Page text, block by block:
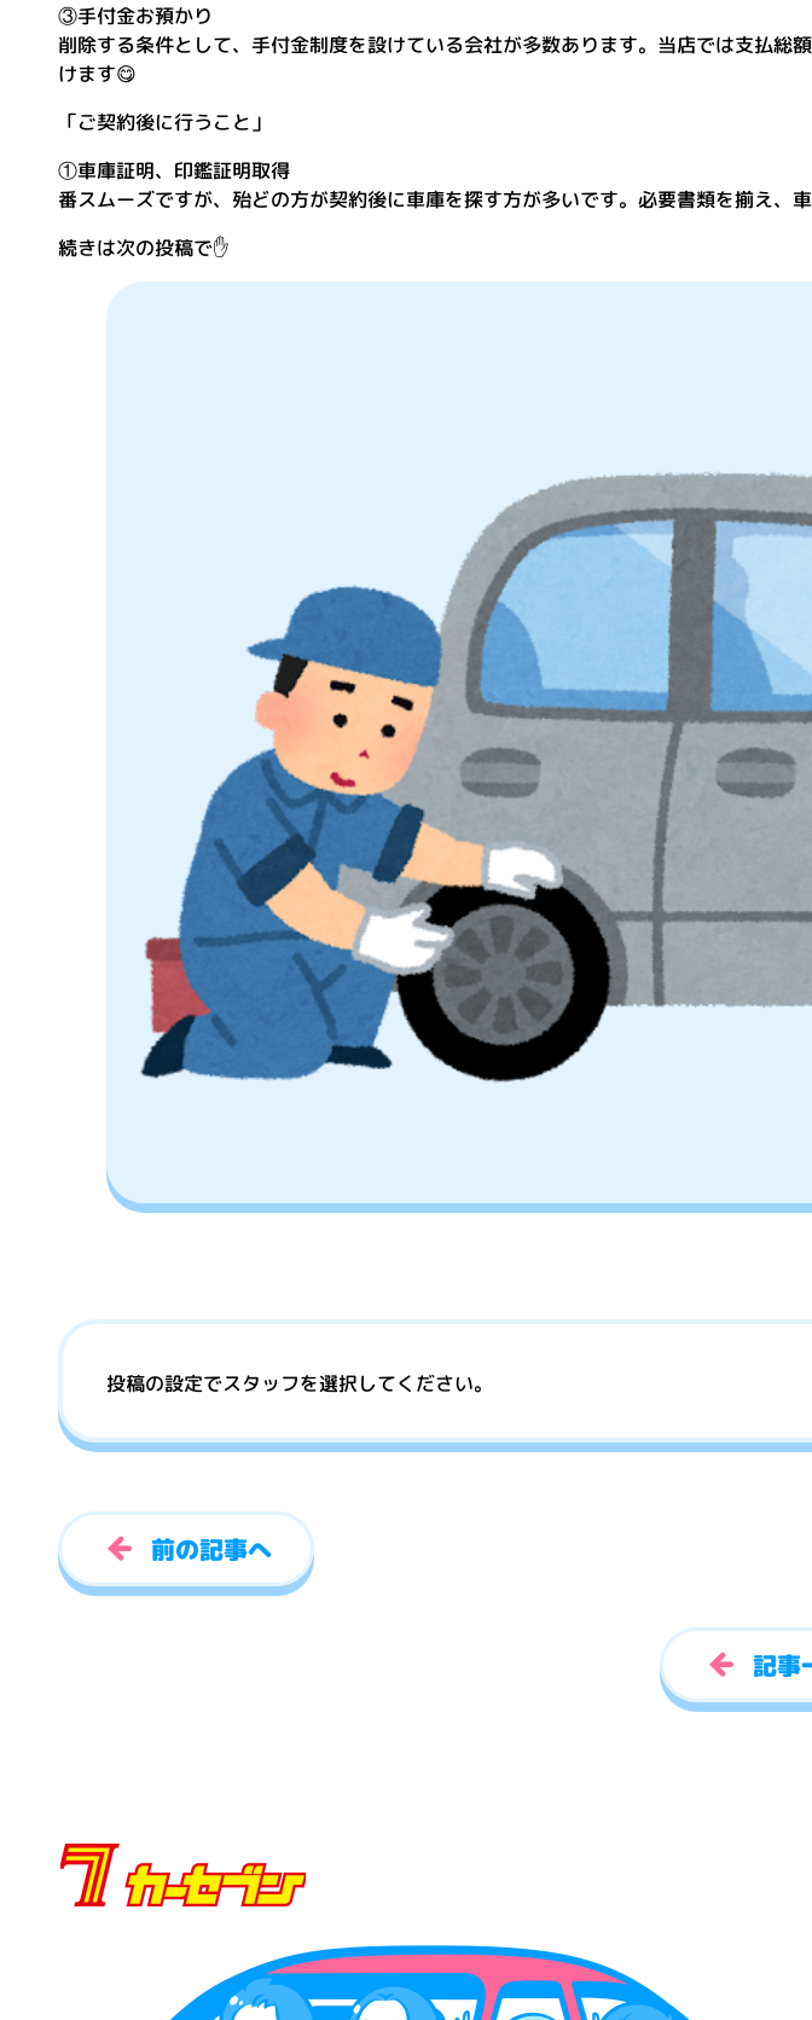
③手付金お預かり 車屋さんで
削除する条件として、手付金制度を設けている会社が多数あります。当店では支払
けます😋
「ご契約後に行うこと」
①車庫証明、印鑑証明取得 お車ご
番スムーズですが、殆どの方が契約後に車庫を探す方が多いです。必要書類を揃え、
続きは次の投稿で✋
投稿の設定でスタッフを選択してください。
前の記事へ
記事